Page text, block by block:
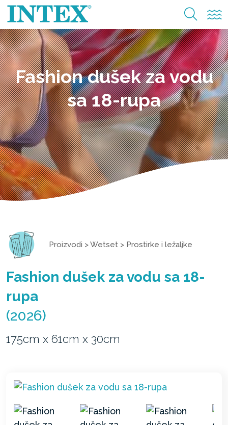
Fashion dušek za vodu
sa 18-rupa
Proizvodi >Wetset > Prostirke i ležaljke
Fashion dušek za vodu sa 18-
rupa
(2026)
175cm x 61cm x 30cm